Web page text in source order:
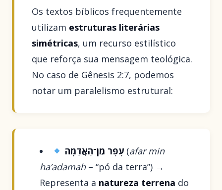
Os textos bíblicos frequentemente
utilizam estruturas literárias
simétricas, um recurso estilístico
que reforça sua mensagem teológica.
No caso de Gênesis 2:7, podemos
notar um paralelismo estrutural:
עָפָר מִן־הָאֲדָמָה(afar min
ha’adamah– “pó da terra”) →
Representa a natureza terrena do